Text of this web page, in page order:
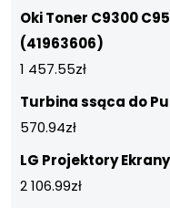
Oki Toner C9300
(41963606)
1 457.55zł
Turbina ssąca do
570.94zł
LG Projektory
2 106.99zł